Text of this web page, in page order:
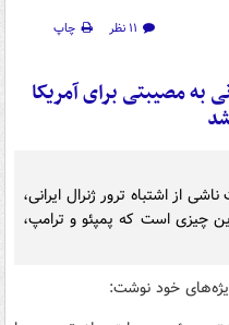
۱۱ نظر
چاپ
به مصیبتی برای آمریکا
از اشتباه ترور ژنرال ایرانی،
چیزی است که پمپئو و ترامپ،
خود نوشت: